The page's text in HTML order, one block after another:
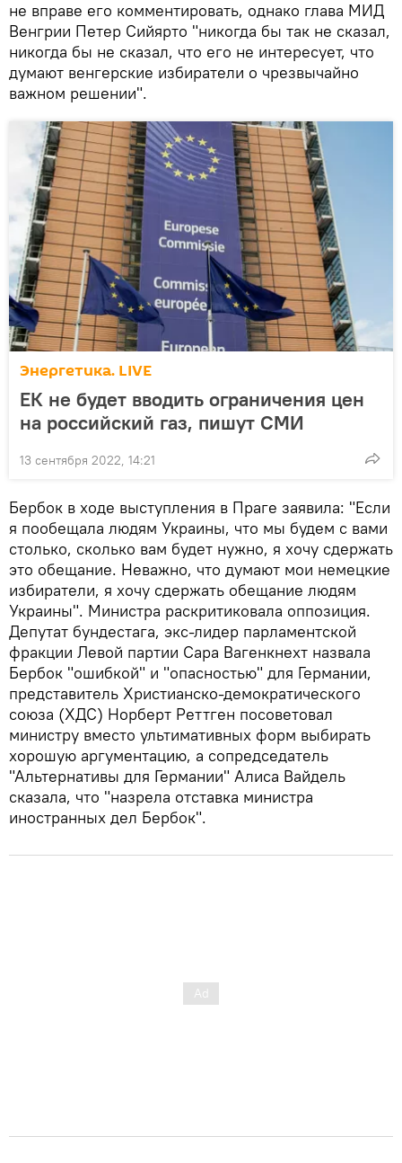
не вправе его комментировать, однако глава МИД
Венгрии Петер Сийярто "никогда бы так не сказал,
никогда бы не сказал, что его не интересует, что
думают венгерские избиратели о чрезвычайно
важном решении".
Энергетика. LIVE
ЕК не будет вводить ограничения цен
на российский газ, пишут СМИ
13 сентября 2022, 14:21
Бербок в ходе выступления в Праге заявила: "Если
я пообещала людям Украины, что мы будем с вами
столько, сколько вам будет нужно, я хочу сдержать
это обещание. Неважно, что думают мои немецкие
избиратели, я хочу сдержать обещание людям
Украины". Министра раскритиковала оппозиция.
Депутат бундестага, экс-лидер парламентской
фракции Левой партии Сара Вагенкнехт назвала
Бербок "ошибкой" и "опасностью" для Германии,
представитель Христианско-демократического
союза (ХДС) Норберт Реттген посоветовал
министру вместо ультимативных форм выбирать
хорошую аргументацию, а сопредседатель
"Альтернативы для Германии" Алиса Вайдель
сказала, что "назрела отставка министра
иностранных дел Бербок".